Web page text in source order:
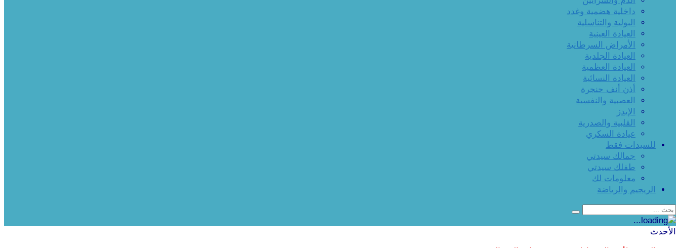
داخلية هضمية وغدد
البولية والتناسلية
العيادة العينية
الأمراض السرطانية
العيادة الجلدية
العيادة العظمية
العيادة النسائية
أذن أنف حنجرة
العصبية والنفسية
الإيدز
القلبية والصدرية
عيادة السكري
للسيدات فقط
جمالك سيدتي
طفلك سيدتي
معلومات لك
الريجيم والرياضة
الأحدث